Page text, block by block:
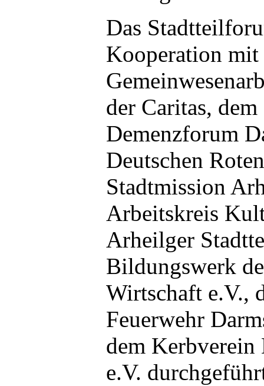
Das
Kooperation mit
der Caritas,
Demenzforum
Deutschen
Stadtmission
Arbeitskreis
Arheilger
Bildungswerk
Wirtschaft e.V.,
Feuerwehr
dem
e.V.